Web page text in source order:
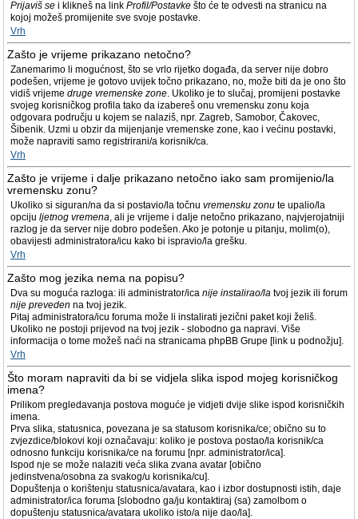
Prijaviš se i klikneš na link Profil/Postavke što će te odvesti na stranicu na
kojoj možeš promijenite sve svoje postavke.
Vrh
Zašto je vrijeme prikazano netočno?
Zanemarimo li mogućnost, što se vrlo rijetko događa, da server nije dobro
podešen, vrijeme je gotovo uvijek točno prikazano, no, može biti da je ono što
vidiš vrijeme druge vremenske zone. Ukoliko je to slučaj, promijeni postavke
svojeg korisničkog profila tako da izabereš onu vremensku zonu koja
odgovara području u kojem se nalaziš, npr. Zagreb, Samobor, Čakovec,
Šibenik. Uzmi u obzir da mijenjanje vremenske zone, kao i većinu postavki,
može napraviti samo registrirani/a korisnik/ca.
Vrh
Zašto je vrijeme i dalje prikazano netočno iako sam promijenio/la
vremensku zonu?
Ukoliko si siguran/na da si postavio/la točnu vremensku zonu te upalio/la
opciju ljetnog vremena, ali je vrijeme i dalje netočno prikazano, najvjerojatniji
razlog je da server nije dobro podešen. Ako je potonje u pitanju, molim(o),
obavijesti administratora/icu kako bi ispravio/la grešku.
Vrh
Zašto mog jezika nema na popisu?
Dva su moguća razloga: ili administrator/ica nije instalirao/la tvoj jezik ili forum
nije preveden na tvoj jezik.
Pitaj administratora/icu foruma može li instalirati jezični paket koji želiš.
Ukoliko ne postoji prijevod na tvoj jezik - slobodno ga napravi. Više
informacija o tome možeš naći na stranicama phpBB Grupe [link u podnožju].
Vrh
Što moram napraviti da bi se vidjela slika ispod mojeg korisničkog
imena?
Prilikom pregledavanja postova moguće je vidjeti dvije slike ispod korisničkih
imena.
Prva slika, statusnica, povezana je sa statusom korisnika/ce; obično su to
zvjezdice/blokovi koji označavaju: koliko je postova postao/la korisnik/ca
odnosno funkciju korisnika/ce na forumu [npr. administrator/ica].
Ispod nje se može nalaziti veća slika zvana avatar [obično
jedinstvena/osobna za svakog/u korisnika/cu].
Dopuštenja o korištenju statusnica/avatara, kao i izbor dostupnosti istih, daje
administrator/ica foruma [slobodno ga/ju kontaktiraj (sa) zamolbom o
dopuštenju statusnica/avatara ukoliko isto/a nije dao/la].